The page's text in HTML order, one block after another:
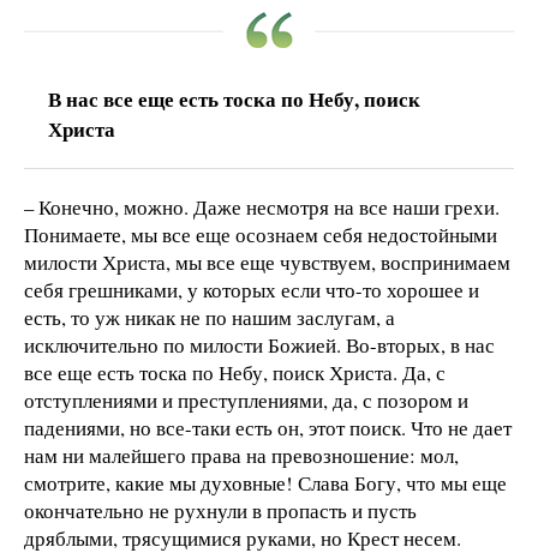
В нас все еще есть тоска по Небу, поиск
Христа
– Конечно, можно. Даже несмотря на все наши грехи.
Понимаете, мы все еще осознаем себя недостойными
милости Христа, мы все еще чувствуем, воспринимаем
себя грешниками, у которых если что-то хорошее и
есть, то уж никак не по нашим заслугам, а
исключительно по милости Божией. Во-вторых, в нас
все еще есть тоска по Небу, поиск Христа. Да, с
отступлениями и преступлениями, да, с позором и
падениями, но все-таки есть он, этот поиск. Что не дает
нам ни малейшего права на превозношение: мол,
смотрите, какие мы духовные! Слава Богу, что мы еще
окончательно не рухнули в пропасть и пусть
дряблыми, трясущимися руками, но Крест несем.